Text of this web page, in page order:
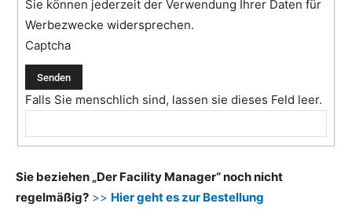
Sie können jederzeit der Verwendung Ihrer Daten für
Werbezwecke widersprechen.
Captcha
Falls Sie menschlich sind, lassen sie dieses Feld leer.
Sie beziehen „Der Facility Manager“ noch nicht
regelmäßig? >> Hier geht es zur Bestellung